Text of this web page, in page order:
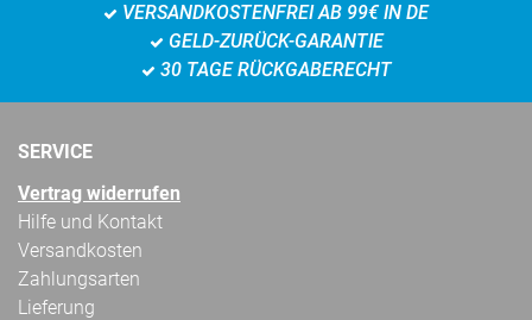
VERSANDKOSTENFREI AB 99€ IN DE
GELD-ZURÜCK-GARANTIE
30 TAGE RÜCKGABERECHT
SERVICE
Vertrag widerrufen
Hilfe und Kontakt
Versandkosten
Zahlungsarten
Lieferung